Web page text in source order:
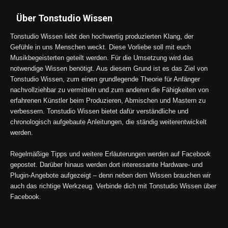
Über Tonstudio Wissen
Tonstudio Wissen liebt den hochwertig produzierten Klang, der
Gefühle in uns Menschen weckt. Diese Vorliebe soll mit euch
Musikbegeisterten geteilt werden. Für die Umsetzung wird das
notwendige Wissen benötigt. Aus diesem Grund ist es das Ziel von
Tonstudio Wissen, zum einen grundlegende Theorie für Anfänger
nachvollziehbar zu vermitteln und zum anderen die Fähigkeiten von
erfahrenen Künstler beim Produzieren, Abmischen und Mastern zu
verbessern. Tonstudio Wissen bietet dafür verständliche und
chronologisch aufgebaute Anleitungen, die ständig weiterentwickelt
werden.
Regelmäßige Tipps und weitere Erläuterungen werden auf Facebook
gepostet. Darüber hinaus werden dort interessante Hardware- und
Plugin-Angebote aufgezeigt – denn neben dem Wissen brauchen wir
auch das richtige Werkzeug. Verbinde dich mit Tonstudio Wissen über
Facebook.